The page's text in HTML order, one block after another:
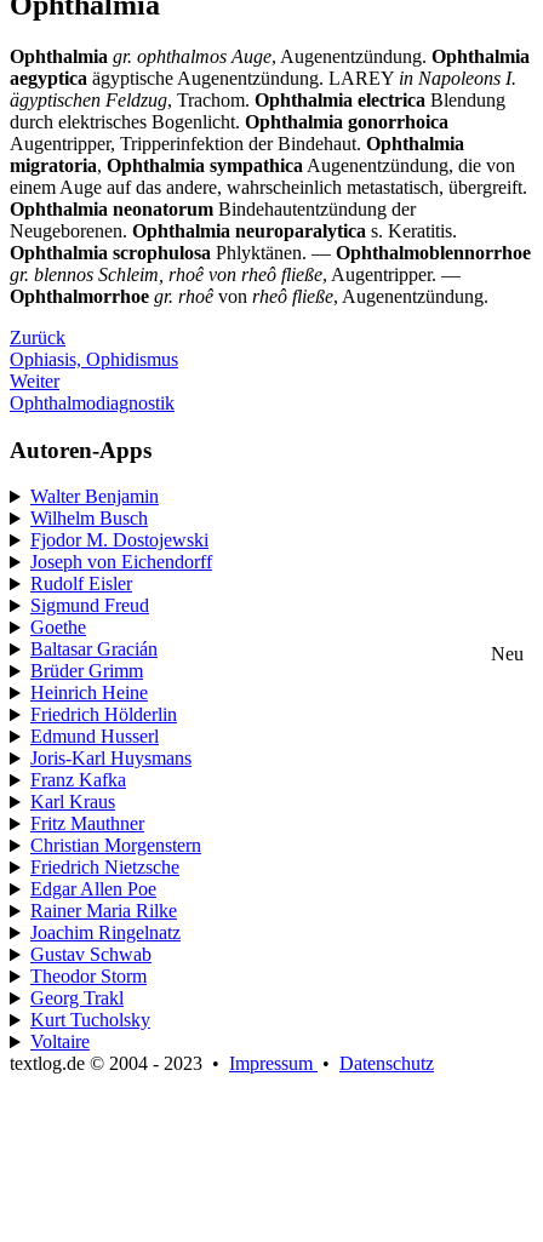
Ophthalmia gr. ophthalmos Auge, Augenentzündung. Ophthalmia
aegyptica ägyptische Augenentzündung. LAREY in Napoleons I.
ägyptischen Feldzug, Trachom. Ophthalmia electrica Blendung
durch elektrisches Bogenlicht. Ophthalmia gonorrhoica
Augentripper, Tripperinfektion der Bindehaut. Ophthalmia
migratoria, Ophthalmia sympathica Augenentzündung, die von
einem Auge auf das andere, wahrscheinlich metastatisch, übergreift.
Ophthalmia neonatorum Bindehautentzündung der
Neugeborenen. Ophthalmia neuroparalytica s. Keratitis.
Ophthalmia scrophulosa Phlyktänen. — Ophthalmoblennorrhoe
gr. blennos Schleim, rhoê von rheô fließe, Augentripper. —
Ophthalmorrhoe gr. rhoê von rheô fließe, Augenentzündung.
Zurück
Ophiasis, Ophidismus
Weiter
Ophthalmodiagnostik
Autoren-Apps
Walter Benjamin
Wilhelm Busch
Fjodor M. Dostojewski
Joseph von Eichendorff
Rudolf Eisler
Sigmund Freud
Goethe
Baltasar Gracián
Neu
Brüder Grimm
Heinrich Heine
Friedrich Hölderlin
Edmund Husserl
Joris-Karl Huysmans
Franz Kafka
Karl Kraus
Fritz Mauthner
Christian Morgenstern
Friedrich Nietzsche
Edgar Allen Poe
Rainer Maria Rilke
Joachim Ringelnatz
Gustav Schwab
Theodor Storm
Georg Trakl
Kurt Tucholsky
Voltaire
textlog.de © 2004 - 2023 • Impressum • Datenschutz